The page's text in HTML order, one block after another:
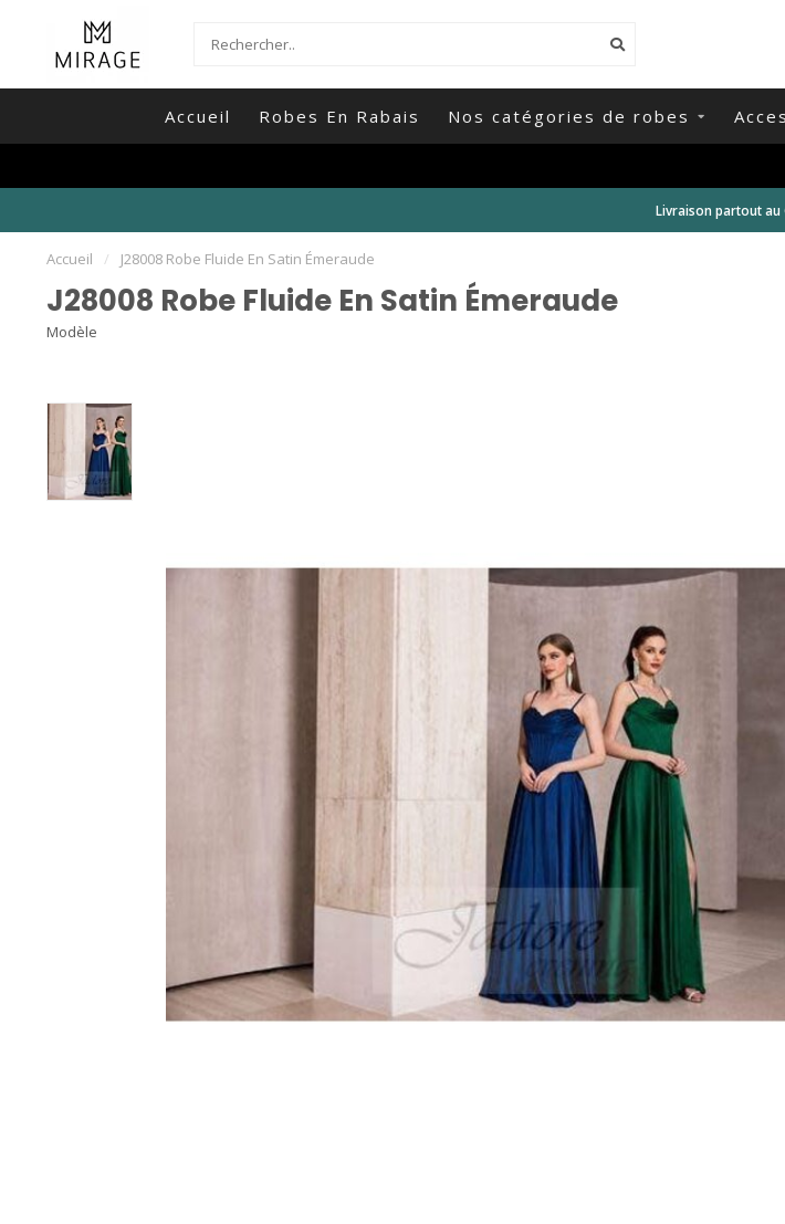
Accueil Robes En Rabais Nos catégories de robes
Livraison partout au
Accueil / J28008 Robe Fluide En Satin Émeraude
J28008 Robe Fluide En Satin Émeraude
Modèle